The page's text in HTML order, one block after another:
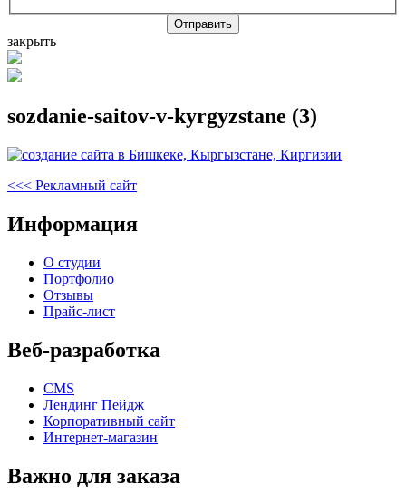
Отправить
закрыть
sozdanie-saitov-v-kyrgyzstane (3)
Навигация
по
записям
Предыдущая
<<< Рекламный сайт
Информация
О студии
Портфолио
Отзывы
Прайс-лист
Веб-разработка
CMS
Лендинг Пейдж
Корпоративный сайт
Интернет-магазин
Важно для заказа